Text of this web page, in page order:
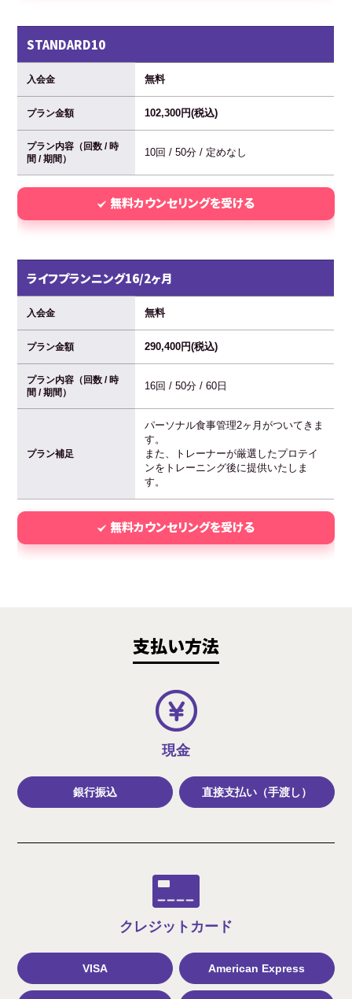
STANDARD10
入会金 無料
プラン金額 102,300円(税込)
プラン内容（回数 / 時
間 / 期間）
10回 / 50分 / 定めなし
無料カウンセリングを受ける
ライフプランニング16/2ヶ月
入会金 無料
プラン金額 290,400円(税込)
プラン内容（回数 / 時
間 / 期間）
16回 / 50分 / 60日
プラン補足
パーソナル食事管理2ヶ月がついてきま
す。
また、トレーナーが厳選したプロテイ
ンをトレーニング後に提供いたしま
す。
無料カウンセリングを受ける
支払い方法
現金
銀行振込 直接支払い（手渡し）
クレジット カード
VISA American Express